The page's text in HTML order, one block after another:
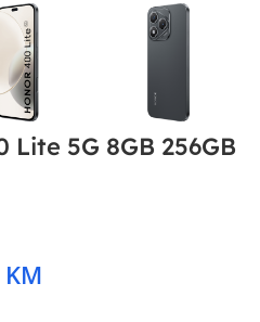
5G 8GB 256GB
KM